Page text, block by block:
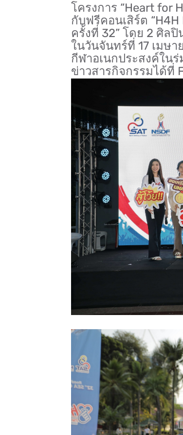
โครงการ “Heart for
กับฟรีคอนเสิร์ต
ครั้งที่ 32” โดย 2 ศิลปิ
ในวันจันทร์ที่ 17 เมษ
กีฬาอเนกประสงค์ใน
ข่าวสารกิจกรรมได้ที่